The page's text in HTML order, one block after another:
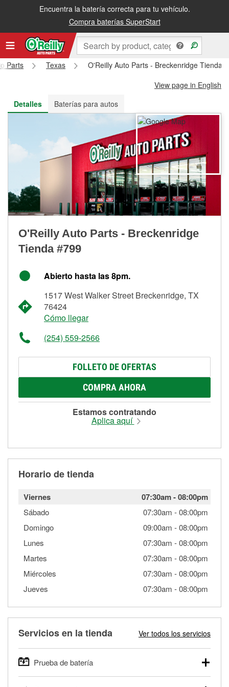
Encuentra la batería correcta para tu vehículo.
Compra baterías SuperStart
Recibe tu orden gratis al día siguiente o recógela en la tienda
Parts Texas
O'Reilly Auto Parts - Breckenridge Tienda
View page in English
Detalles
Baterías para autos
O'Reilly Auto Parts - Breckenridge
Tienda #799
Abierto hasta las 8pm.
1517 West Walker Street Breckenridge, TX
76424
Cómo llegar
(254) 559-2566
FOLLETO DE OFERTAS
COMPRA AHORA
Estamos contratando
Aplica aquí
Horario de tienda
Viernes 07:30am-08:00pm
Sábado 07:30am -08:00pm
Domingo
09:00am -08:00pm
Lunes
07:30am -08:00pm
Martes
07:30am -08:00pm
Miércoles
07:30am -08:00pm
Jueves
07:30am -08:00pm
Servicios en la tienda Ver todos los servicios
Prueba de batería